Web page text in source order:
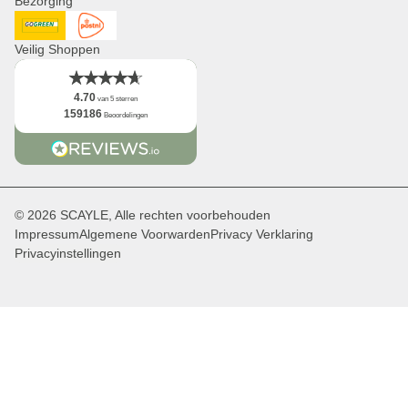
Feiten
DHL GoGreenPost NL
Veilig Shoppen
4.70 van 5 sterren
159186 Beoordelingen
© 2026 SCAYLE, Alle rechten voorbehouden
ImpressumAlgemene VoorwardenPrivacy Verklaring
Privacyinstellingen